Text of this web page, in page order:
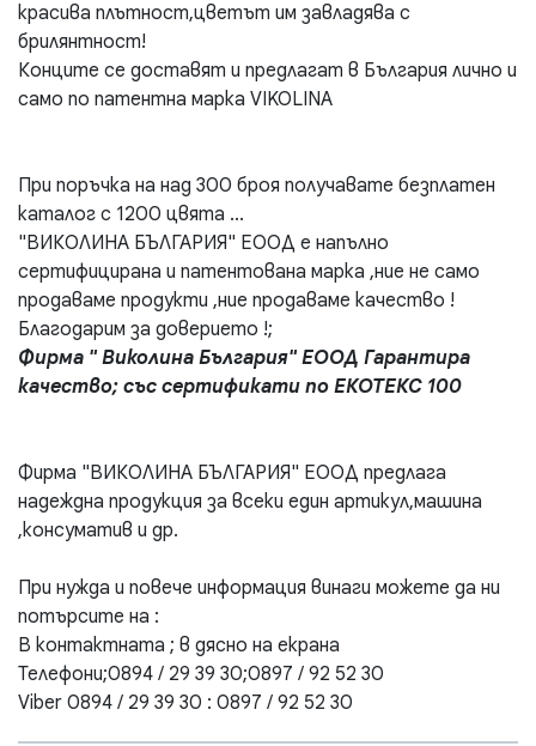
красива плътност,цветът им завладява с
брилянтност!
Конците се доставят и предлагат в България лично и
само по патентна марка VIKOLINA
При поръчка на над 300 броя получавате безплатен
каталог с 1200 цвята ...
"ВИКОЛИНА БЪЛГАРИЯ" ЕООД е напълно
сертифицирана и патентована марка ,ние не само
продаваме продукти ,ние продаваме качество !
Благодарим за доверието !;
Фирма " Виколина България" ЕООД Гарантира
качество; със сертификати по ЕКОТЕКС 100
Фирма "ВИКОЛИНА БЪЛГАРИЯ" ЕООД предлага
надеждна продукция за всеки един артикул,машина
,консуматив и др.
При нужда и повече информация винаги можете да ни
потърсите на :
В контактната ; в дясно на екрана
Телефони;0894 / 29 39 30;0897 / 92 52 30
Viber 0894 / 29 39 30 : 0897 / 92 52 30